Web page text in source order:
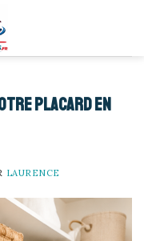
placard en
LAURENCE